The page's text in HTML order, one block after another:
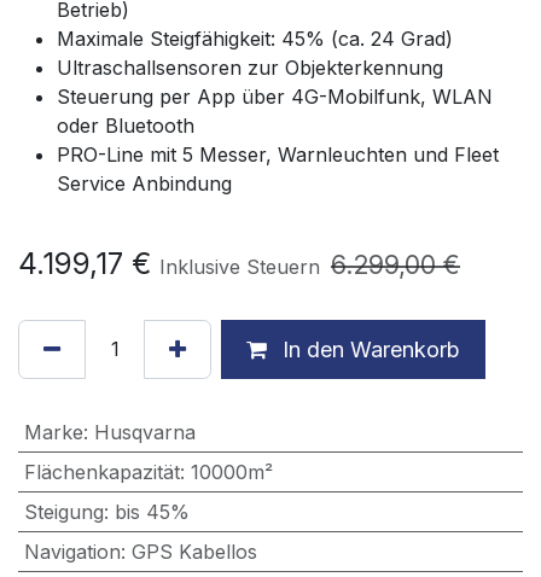
Betrieb)
Maximale Steigfähigkeit: 45% (ca. 24 Grad)
Ultraschallsensoren zur Objekterkennung
Steuerung per App über 4G-Mobilfunk, WLAN
oder Bluetooth
PRO-Line mit 5 Messer, Warnleuchten und Fleet
Service Anbindung
4.199,17 € Inklusive Steuern 6.299,00€
In den Warenkorb
Marke: Husqvarna
Flächenkapazität: 10000m²
Steigung: bis 45%
Navigation: GPS Kabellos